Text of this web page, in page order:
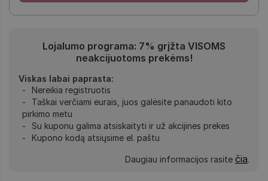
Lojalumo programa: 7% grįžta VISOMS
neakcijuotoms prekėms!
Viskas labai paprasta:
Nereikia registruotis
Taškai verčiami eurais, juos galėsite panaudoti kito
pirkimo metu
Su kuponu galima atsiskaityti ir už akcijines prekes
Kupono kodą atsiųsime el. paštu
Daugiau informacijos rasite čia.